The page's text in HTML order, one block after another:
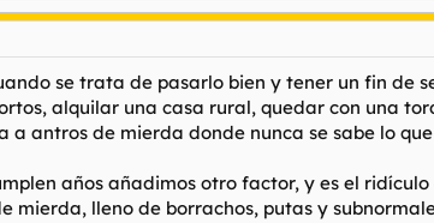
se trata de pasarlo bien y tener un fin de
alquilar una casa rural, quedar con una
a antros de mierda donde nunca se sabe lo
años añadimos otro factor, y es el
mierda, lleno de borrachos, putas y